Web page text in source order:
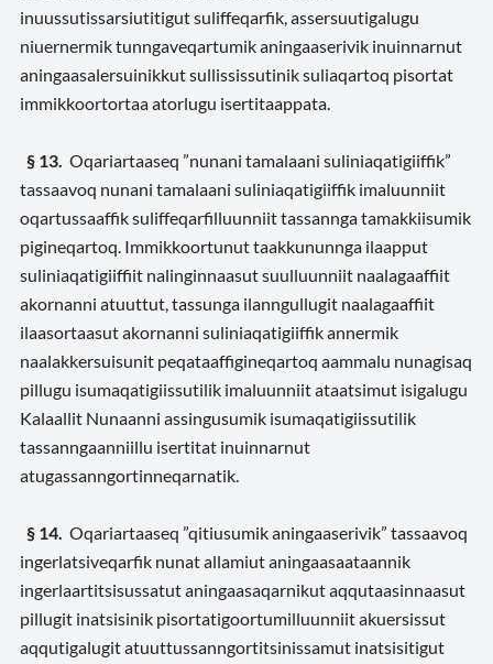
inuussutissarsiutitigut suliffeqarfik, assersuutigalugu
niuernermik tunngaveqartumik aningaaserivik inuinnarnut
aningaasalersuinikkut sullississutinik suliaqartoq pisortat
immikkoortortaa atorlugu isertitaappata.
§ 13. Oqariartaaseq ”nunani tamalaani suliniaqatigiiffik”
tassaavoq nunani tamalaani suliniaqatigiiffik imaluunniit
oqartussaaffik suliffeqarfilluunniit tassannga tamakkiisumik
pigineqartoq. Immikkoortunut taakkununnga ilaapput
suliniaqatigiiffiit nalinginnaasut suulluunniit naalagaaffiit
akornanni atuuttut, tassunga ilanngullugit naalagaaffiit
ilaasortaasut akornanni suliniaqatigiiffik annermik
naalakkersuisunit peqataaffigineqartoq aammalu nunagisaq
pillugu isumaqatigiissutilik imaluunniit ataatsimut isigalugu
Kalaallit Nunaanni assingusumik isumaqatigiissutilik
tassanngaanniillu isertitat inuinnarnut
atugassanngortinneqarnatik.
§ 14. Oqariartaaseq ”qitiusumik aningaaserivik” tassaavoq
ingerlatsiveqarfik nunat allamiut aningaasaataannik
ingerlaartitsisussatut aningaasaqarnikut aqqutaasinnaasut
pillugit inatsisinik pisortatigoortumilluunniit akuersissut
aqqutigalugit atuuttussanngortitsinissamut inatsisitigut